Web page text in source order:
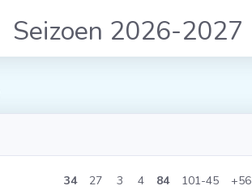
Seizoen 2026-2027
34 27 3 4 84 101 45
+56